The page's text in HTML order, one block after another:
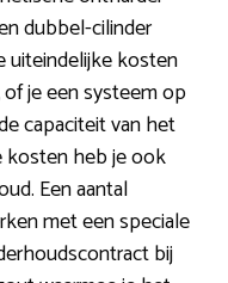
dubbel-cilinder
uiteindelijke kosten
je een systeem op
capaciteit van het
kosten heb je ook
Een aantal
met een speciale
bij